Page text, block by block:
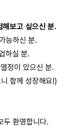
보고 싶으신 분.
능하신 분.
하실 분.
정이 있으신 분.
함께 성장해요!)
두 환영합니다.